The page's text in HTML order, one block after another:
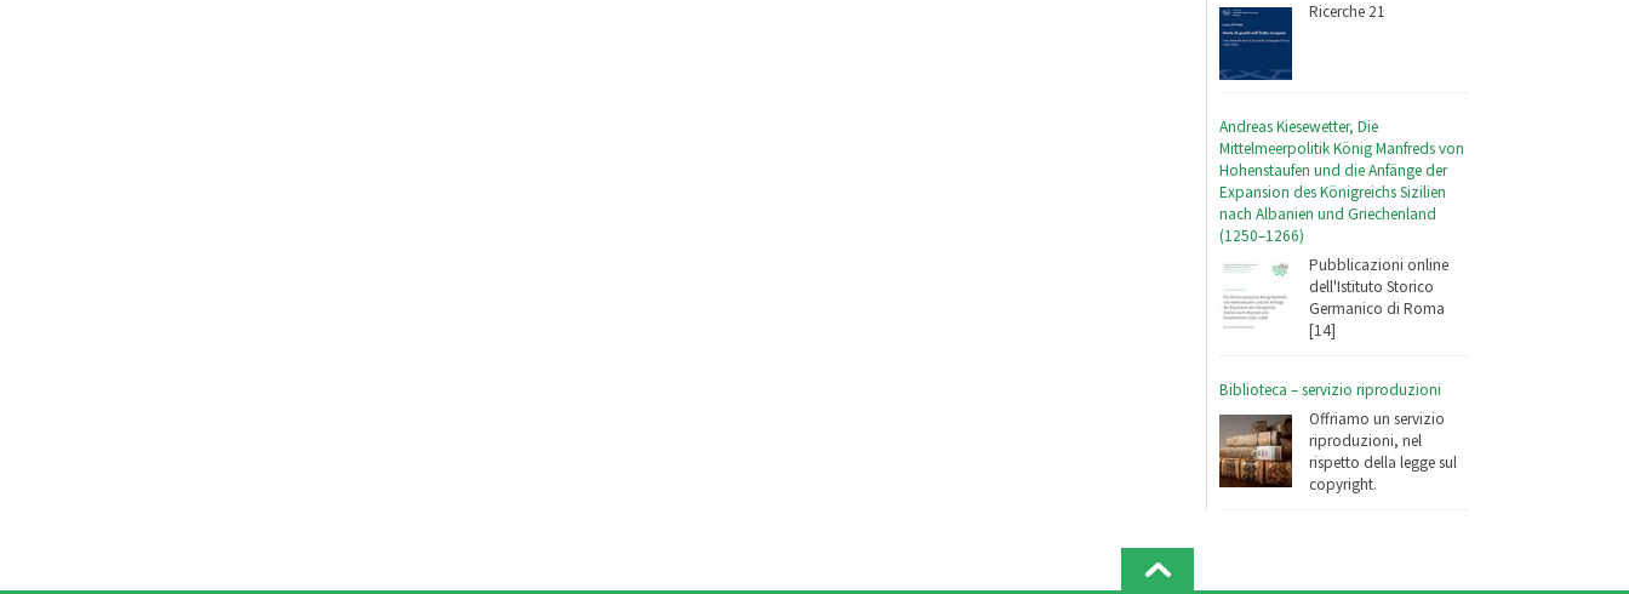
Ricerche 21
Andreas Kiesewetter, Die
Mittelmeerpolitik König Manfreds von
Hohenstaufen und die Anfänge der
Expansion des Königreichs Sizilien
nach Albanien und Griechenland
(1250–1266)
Pubblicazioni online
dell'Istituto Storico
Germanico di Roma
[14]
Biblioteca – servizio riproduzioni
Offriamo un servizio
riproduzioni, nel
rispetto della legge sul
copyright.